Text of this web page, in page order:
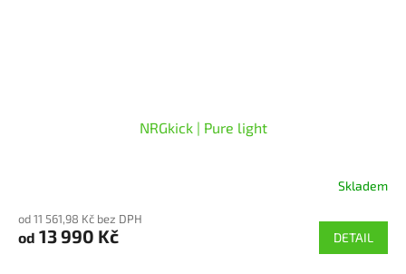
NRGkick | Pure light
produktu
je
Skladem
od 11 561,98 Kč bez DPH
od 13 990 Kč DETAIL